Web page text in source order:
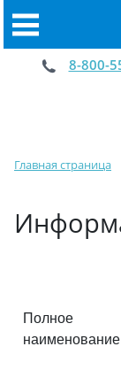
8-800-
Главная страница
Полное
наименование